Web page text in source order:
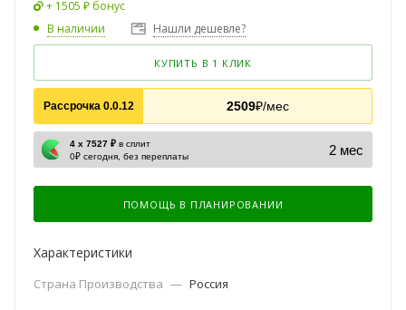
+ 1505 ₽ бонус
В наличии
Нашли дешевле?
КУПИТЬ В 1 КЛИК
Рассрочка 0.0.12 2509₽/мес
4 х 7527 ₽ в сплит
0₽ сегодня, без переплаты
2 мес
ПОМОЩЬ В ПЛАНИРОВАНИИ
Характеристики
Страна Производства — Россия